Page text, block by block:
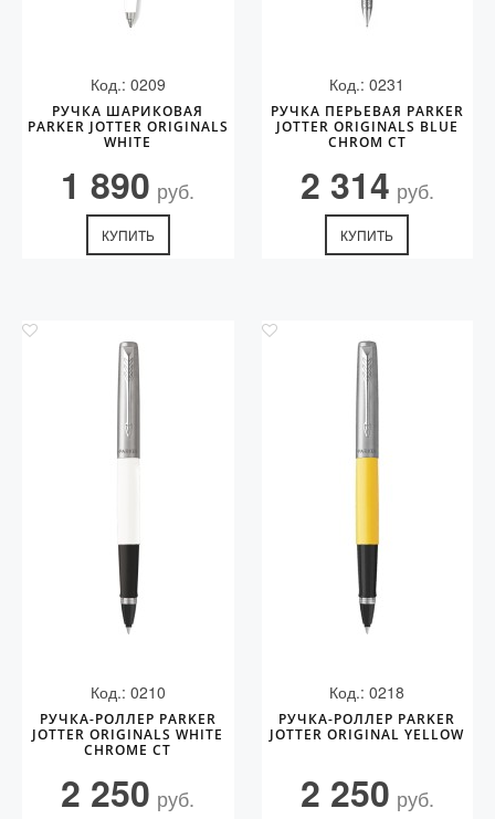
Код.: 0209
РУЧКА ШАРИКОВАЯ
PARKER JOTTER ORIGINALS
WHITE
1 890 руб.
КУПИТЬ
Код.: 0231
РУЧКА ПЕРЬЕВАЯ PARKER
JOTTER ORIGINALS BLUE
CHROM CT
2 314 руб.
КУПИТЬ
Код.: 0210
РУЧКА-РОЛЛЕР PARKER
JOTTER ORIGINALS WHITE
CHROME СT
2 250 руб.
Код.: 0218
РУЧКА-РОЛЛЕР PARKER
JOTTER ORIGINAL YELLOW
2 250 руб.